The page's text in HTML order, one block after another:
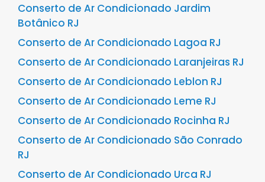
Conserto de Ar Condicionado Jardim
Botânico RJ
Conserto de Ar Condicionado Lagoa RJ
Conserto de Ar Condicionado Laranjeiras RJ
Conserto de Ar Condicionado Leblon RJ
Conserto de Ar Condicionado Leme RJ
Conserto de Ar Condicionado Rocinha RJ
Conserto de Ar Condicionado São Conrado
RJ
Conserto de Ar Condicionado Urca RJ